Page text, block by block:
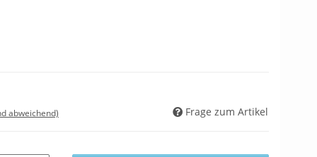
abweichend) Frage zum Artikel